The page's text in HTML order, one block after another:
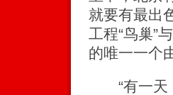
就要有最出
工程“鸟巢”
的唯一一个
“有一天，